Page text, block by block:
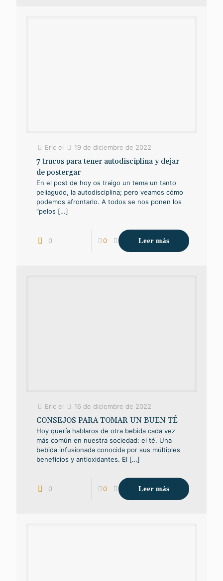
Eric el 19 de diciembre de 2022
7 trucos para tener autodisciplina y dejar
de postergar
En el post de hoy os traigo un tema un tanto
peliagudo, la autodisciplina; pero veamos cómo
podemos afrontarlo. A todos se nos ponen los
“pelos […]
0 0 Leer más
Eric el 16 de diciembre de 2022
CONSEJOS PARA TOMAR UN BUEN TÉ
Hoy quería hablaros de otra bebida cada vez
más común en nuestra sociedad: el té. Una
bebida infusionada conocida por sus múltiples
beneficios y antioxidantes. El […]
0 0 Leer más